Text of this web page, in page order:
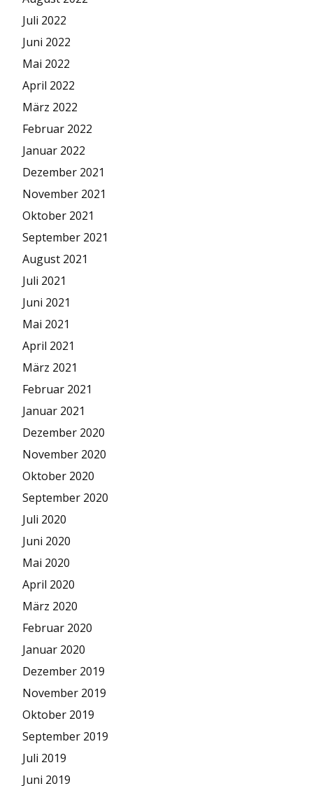
Juli 2022
Juni 2022
Mai 2022
April 2022
März 2022
Februar 2022
Januar 2022
Dezember 2021
November 2021
Oktober 2021
September 2021
August 2021
Juli 2021
Juni 2021
Mai 2021
April 2021
März 2021
Februar 2021
Januar 2021
Dezember 2020
November 2020
Oktober 2020
September 2020
Juli 2020
Juni 2020
Mai 2020
April 2020
März 2020
Februar 2020
Januar 2020
Dezember 2019
November 2019
Oktober 2019
September 2019
Juli 2019
Juni 2019